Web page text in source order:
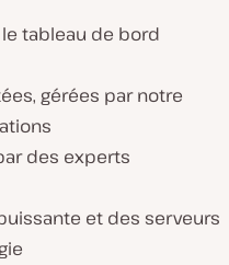
tableau de bord
gérées par notre
des experts
et des serveurs